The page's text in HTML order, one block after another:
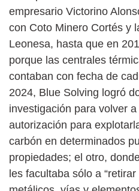
empresario Victorino
con Coto Minero Cortés y
Leonesa, hasta que en
porque las centrales
contaban con fecha de
2024, Blue Solving logró
investigación para volver
autorización para
carbón en determinados
propiedades; el otro,
les facultaba sólo a